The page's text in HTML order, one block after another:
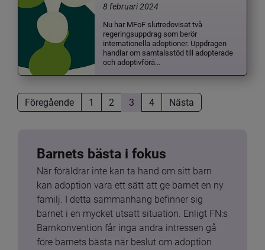
8 februari 2024
Nu har MFoF slutredovisat två
regeringsuppdrag som berör
internationella adoptioner. Uppdragen
handlar om samtalsstöd till adopterade
och adoptivförä...
Föregående 1 2 3 4 Nästa
Barnets bästa i fokus
När föräldrar inte kan ta hand om sitt barn
kan adoption vara ett sätt att ge barnet en ny
familj. I detta sammanhang befinner sig
barnet i en mycket utsatt situation. Enligt FN:s
Barnkonvention får inga andra intressen gå
före barnets bästa när beslut om adoption